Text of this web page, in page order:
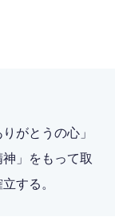
がとうの心」
」をもって取
する。